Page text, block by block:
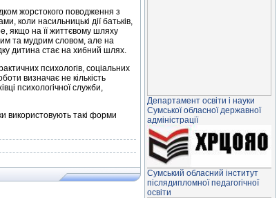
жорстокого поводження з
коли насильницькі дії батьків,
якщо на її життєвому шляху
та мудрим словом, але на
дитина стає на хибний шлях.
психологів, соціальних
визначає не кількість
психологічної служби,
використовують такі форми
Департамент освiти і науки
Сумської обласної державної
адміністрації
Сумський обласний інститут
післядипломної педагогічної
освіти